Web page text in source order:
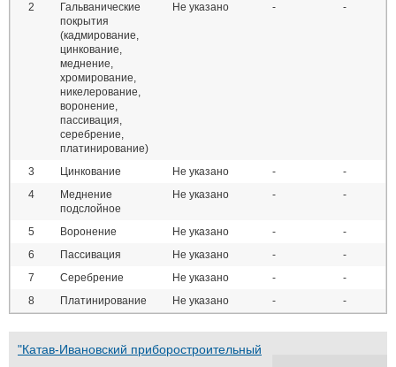
Выставки и семинары
Личности
Словарь
2
Гальванические
покрытия
(кадмирование,
цинкование,
меднение,
хромирование,
никелерование,
воронение,
пассивация,
серебрение,
платинирование)
Не указано - -
3 Цинкование Не указано -
-
4
Меднение
подслойное
Не указано - -
5 Воронение Не указано -
-
6
Пассивация Не указано -
-
7
Серебрение Не указано -
-
8
Платинирование Не указано - -
"Катав-Ивановский приборостроительный